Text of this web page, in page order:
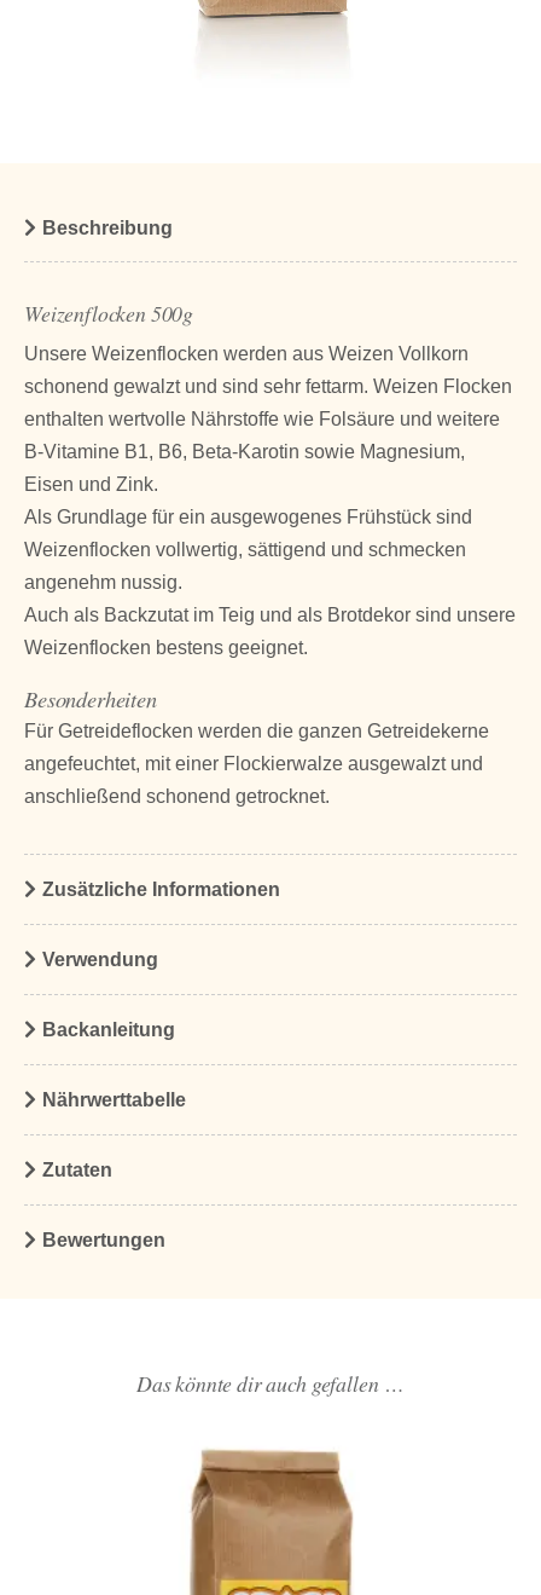
Beschreibung
Weizenflocken 500g
Unsere Weizenflocken werden aus Weizen Vollkorn
schonend gewalzt und sind sehr fettarm. Weizen Flocken
enthalten wertvolle Nährstoffe wie Folsäure und weitere
B-Vitamine B1, B6, Beta-Karotin sowie Magnesium,
Eisen und Zink.
Als Grundlage für ein ausgewogenes Frühstück sind
Weizenflocken vollwertig, sättigend und schmecken
angenehm nussig.
Auch als Backzutat im Teig und als Brotdekor sind unsere
Weizenflocken bestens geeignet.
Besonderheiten
Für Getreideflocken werden die ganzen Getreidekerne
angefeuchtet, mit einer Flockierwalze ausgewalzt und
anschließend schonend getrocknet.
Zusätzliche Informationen
Verwendung
Backanleitung
Nährwerttabelle
Zutaten
Bewertungen
Das könnte dir auch gefallen …